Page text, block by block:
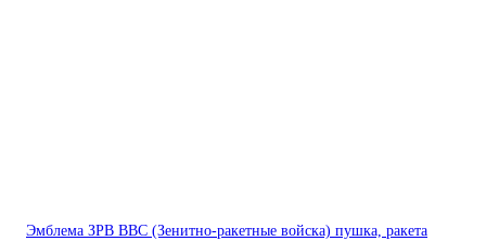
Эмблема ЗРВ ВВС (Зенитно-ракетные войска) пушка, ракета